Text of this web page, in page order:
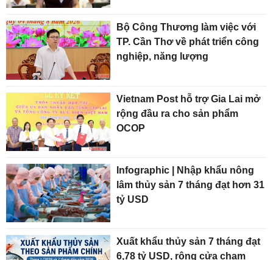
Bộ Công Thương làm việc với
TP. Cần Thơ về phát triển công
nghiệp, năng lượng
Vietnam Post hỗ trợ Gia Lai mở
rộng đầu ra cho sản phẩm
OCOP
Infographic | Nhập khẩu nông
lâm thủy sản 7 tháng đạt hơn 31
tỷ USD
Xuất khẩu thủy sản 7 tháng đạt
6,78 tỷ USD, rộng cửa chạm